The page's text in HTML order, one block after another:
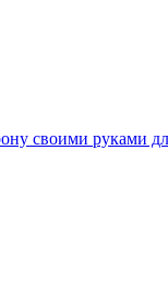
своими руками